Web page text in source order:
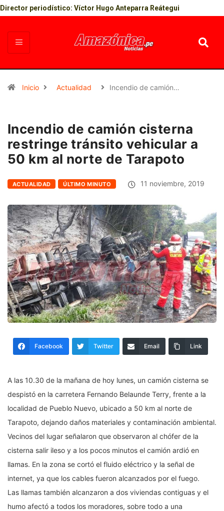
Director periodístico: Víctor Hugo Anteparra Reátegui
Inicio Actualidad Incendio de camión…
Incendio de camión cisterna
restringe tránsito vehicular a
50 km al norte de Tarapoto
ACTUALIDAD ÚLTIMO MINUTO 11 noviembre, 2019
Facebook Twitter Email Link
A las 10.30 de la mañana de hoy lunes, un camión cisterna se
despistó en la carretera Fernando Belaunde Terry, frente a la
localidad de Pueblo Nuevo, ubicado a 50 km al norte de
Tarapoto, dejando daños materiales y contaminación ambiental.
Vecinos del lugar señalaron que observaron al chófer de la
cisterna salir ileso y a los pocos minutos el camión ardió en
llamas. En la zona se cortó el fluido eléctrico y la señal de
internet, ya que los cables fueron alcanzados por el fuego.
Las llamas también alcanzaron a dos viviendas contiguas y el
humo afectó a todos los moradores, sobre todo a una